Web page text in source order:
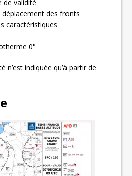
de validité
des fronts
caractéristiques
0°
n’est indiquéequ’à partir de